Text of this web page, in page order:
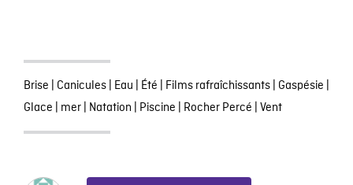
Brise Canicules| Eau Été Films rafraîchissants| Gaspésie
Glace mer| Natation Piscine Rocher Percé Vent